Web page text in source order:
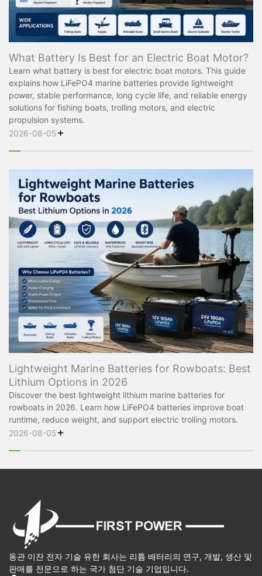
What Battery Is Best for an Electric Boat Motor?
Learn what battery is best for electric boat motors. This guide
explains how LiFePO4 marine batteries provide lightweight
power, stable performance, long cycle life, and reliable energy
solutions for fishing boats, trolling motors, and electric
propulsion systems.
2026-08-05+
Lightweight Marine Batteries for Rowboats: Best
Lithium Options in 2026
Discover the best lightweight lithium marine batteries for
rowboats in 2026. Learn how LiFePO4 batteries improve boat
runtime, reduce weight, and support electric trolling motors.
2026-08-05+
동관 이잔 전자 기술 유한 회사는 리튬 배터리의 연구, 개발, 생산 및
판매를 전문으로 하는 국가 첨단 기술 기업입니다.